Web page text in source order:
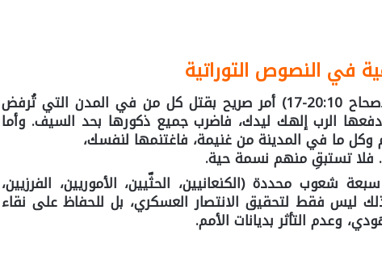
في النصوص التوراتية
(الإصحاح 20:10-17) أمر صريح بقتل كل من في المدن التي تُرفض
الرب إلهك ليدك، فاضرب جميع ذكورها بحد السيف. وأما
وكل ما في المدينة من غنيمة، فاغتنمها لنفسك،
فلا تستبقِ منهم نسمة حية.
شعوب محددة (الكنعانيين، الحثّيين، الأموريين، الفرزيين،
ليس فقط لتحقيق الانتصار العسكري، بل للحفاظ على نقاء
وعدم التأثر بديانات الأمم.